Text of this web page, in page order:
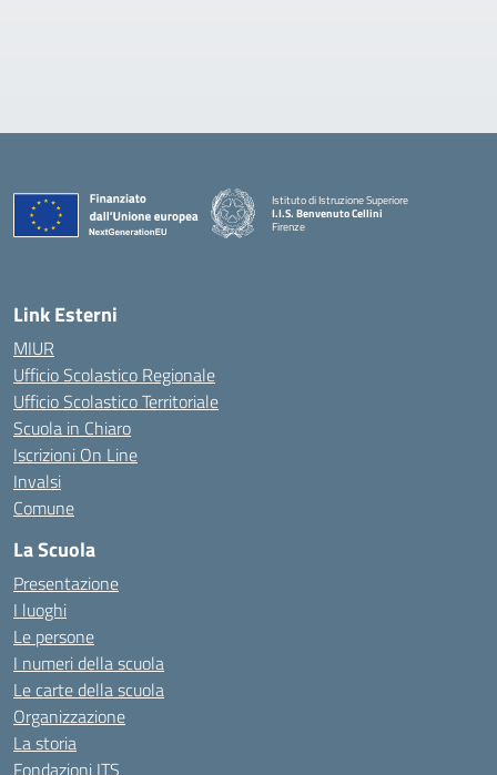
Istituto di Istruzione Superiore
I.I.S. Benvenuto Cellini
Firenze
Link Esterni
MIUR
Ufficio Scolastico Regionale
Ufficio Scolastico Territoriale
Scuola in Chiaro
Iscrizioni On Line
Invalsi
Comune
La Scuola
Presentazione
I luoghi
Le persone
I numeri della scuola
Le carte della scuola
Organizzazione
La storia
Fondazioni ITS